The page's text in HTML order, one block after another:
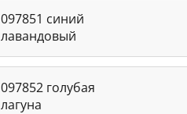
097851 синий
лавандовый
097852 голубая
лагуна